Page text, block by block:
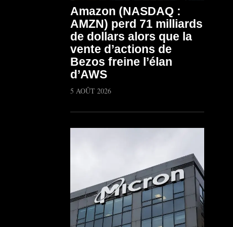
Amazon (NASDAQ :
AMZN) perd 71 milliards
de dollars alors que la
vente d’actions de
Bezos freine l’élan
d’AWS
5 AOÛT 2026